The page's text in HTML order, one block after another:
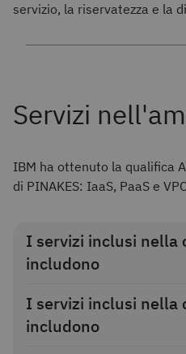
servizio, la riservatezza e la
Servizi
IBM ha ottenuto la qualifica
di PINAKES: IaaS, PaaS e VPC
I servizi inclusi nella
includono
IBM Cloud Backup
IBM Cloud Bare Metal
IBM Cloud Block Storage
I servizi inclusi nella
includono